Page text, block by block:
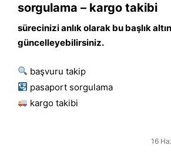
sorgulama – kargo takibi
sürecinizi anlık olarak bu başlık
güncelleyebilirsiniz.
başvuru takip
pasaport sorgulama
kargo takibi
16